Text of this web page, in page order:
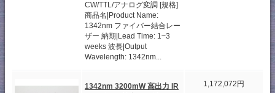
CW/TTL/アナログ変調 [規格]
商品名|Product Name:
1342nm ファイバー結合レー
ザー 納期|Lead Time: 1~3
weeks 波長|Output
Wavelength: 1342nm...
1342nm 3200mW 高出力 IR
1,172,072円